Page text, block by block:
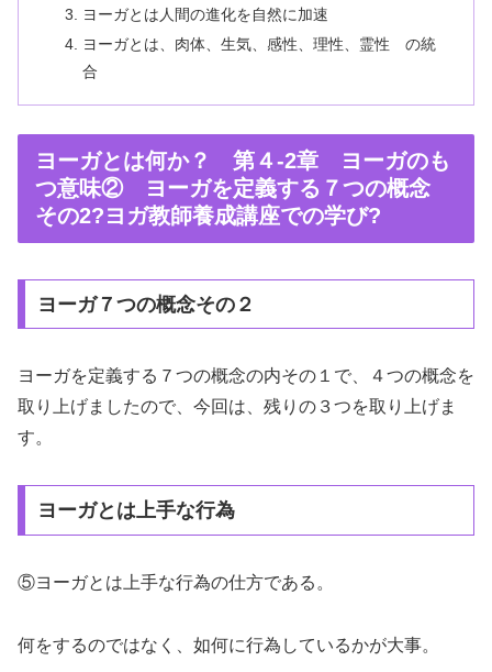
ヨーガとは人間の進化を自然に加速
ヨーガとは、肉体、生気、感性、理性、霊性 の統
合
ヨーガとは何か？ 第４-2章 ヨーガのも
つ意味② ヨーガを定義する７つの概念
その2?ヨガ教師養成講座での学び?
ヨーガ７つの概念その２
ヨーガを定義する７つの概念の内その１で、４つの概念を
取り上げましたので、今回は、残りの３つを取り上げま
す。
ヨーガとは上手な行為
⑤ヨーガとは上手な行為の仕方である。
何をするのではなく、如何に行為しているかが大事。